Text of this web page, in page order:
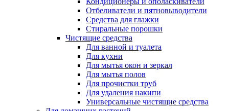
Отбеливатели и пятновыводители
Средства для глажки
Стиральные порошки
Чистящие средства
Для ванной и туалета
Для кухни
Для мытья окон и зеркал
Для мытья полов
Для прочистки труб
Для удаления накипи
Универсальные чистящие средства